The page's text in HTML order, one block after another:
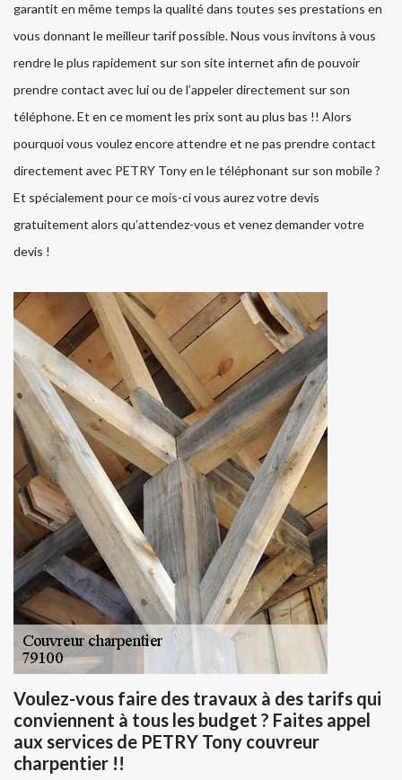
garantit en même temps la qualité dans toutes ses prestations en
vous donnant le meilleur tarif possible. Nous vous invitons à vous
rendre le plus rapidement sur son site internet afin de pouvoir
prendre contact avec lui ou de l’appeler directement sur son
téléphone. Et en ce moment les prix sont au plus bas !! Alors
pourquoi vous voulez encore attendre et ne pas prendre contact
directement avec PETRY Tony en le téléphonant sur son mobile ?
Et spécialement pour ce mois-ci vous aurez votre devis
gratuitement alors qu’attendez-vous et venez demander votre
devis !
Voulez-vous faire des travaux à des tarifs qui
conviennent à tous les budget ? Faites appel
aux services de PETRY Tony couvreur
charpentier !!